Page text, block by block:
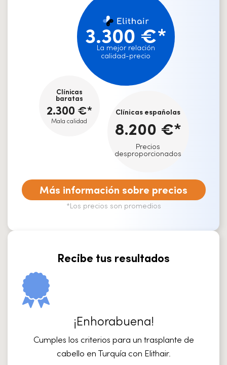
3.300 €*
La mejor relación
calidad-precio
Clínicas españolas
8.200 €*
Precios
desproporcionados
Clínicas
baratas
2.300 €*
Mala calidad
Más información sobre precios
*Los precios son promedios
Recibe tus resultados
¡Enhorabuena!
Cumples los criterios para un trasplante de
cabello en Turquía con Elithair.